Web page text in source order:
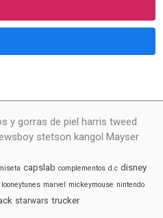
y gorras de piel harris tweed
stetson kangol Mayser
capslab complementos d.c disney
looneytunes marvel mickeymouse nintendo
starwars trucker